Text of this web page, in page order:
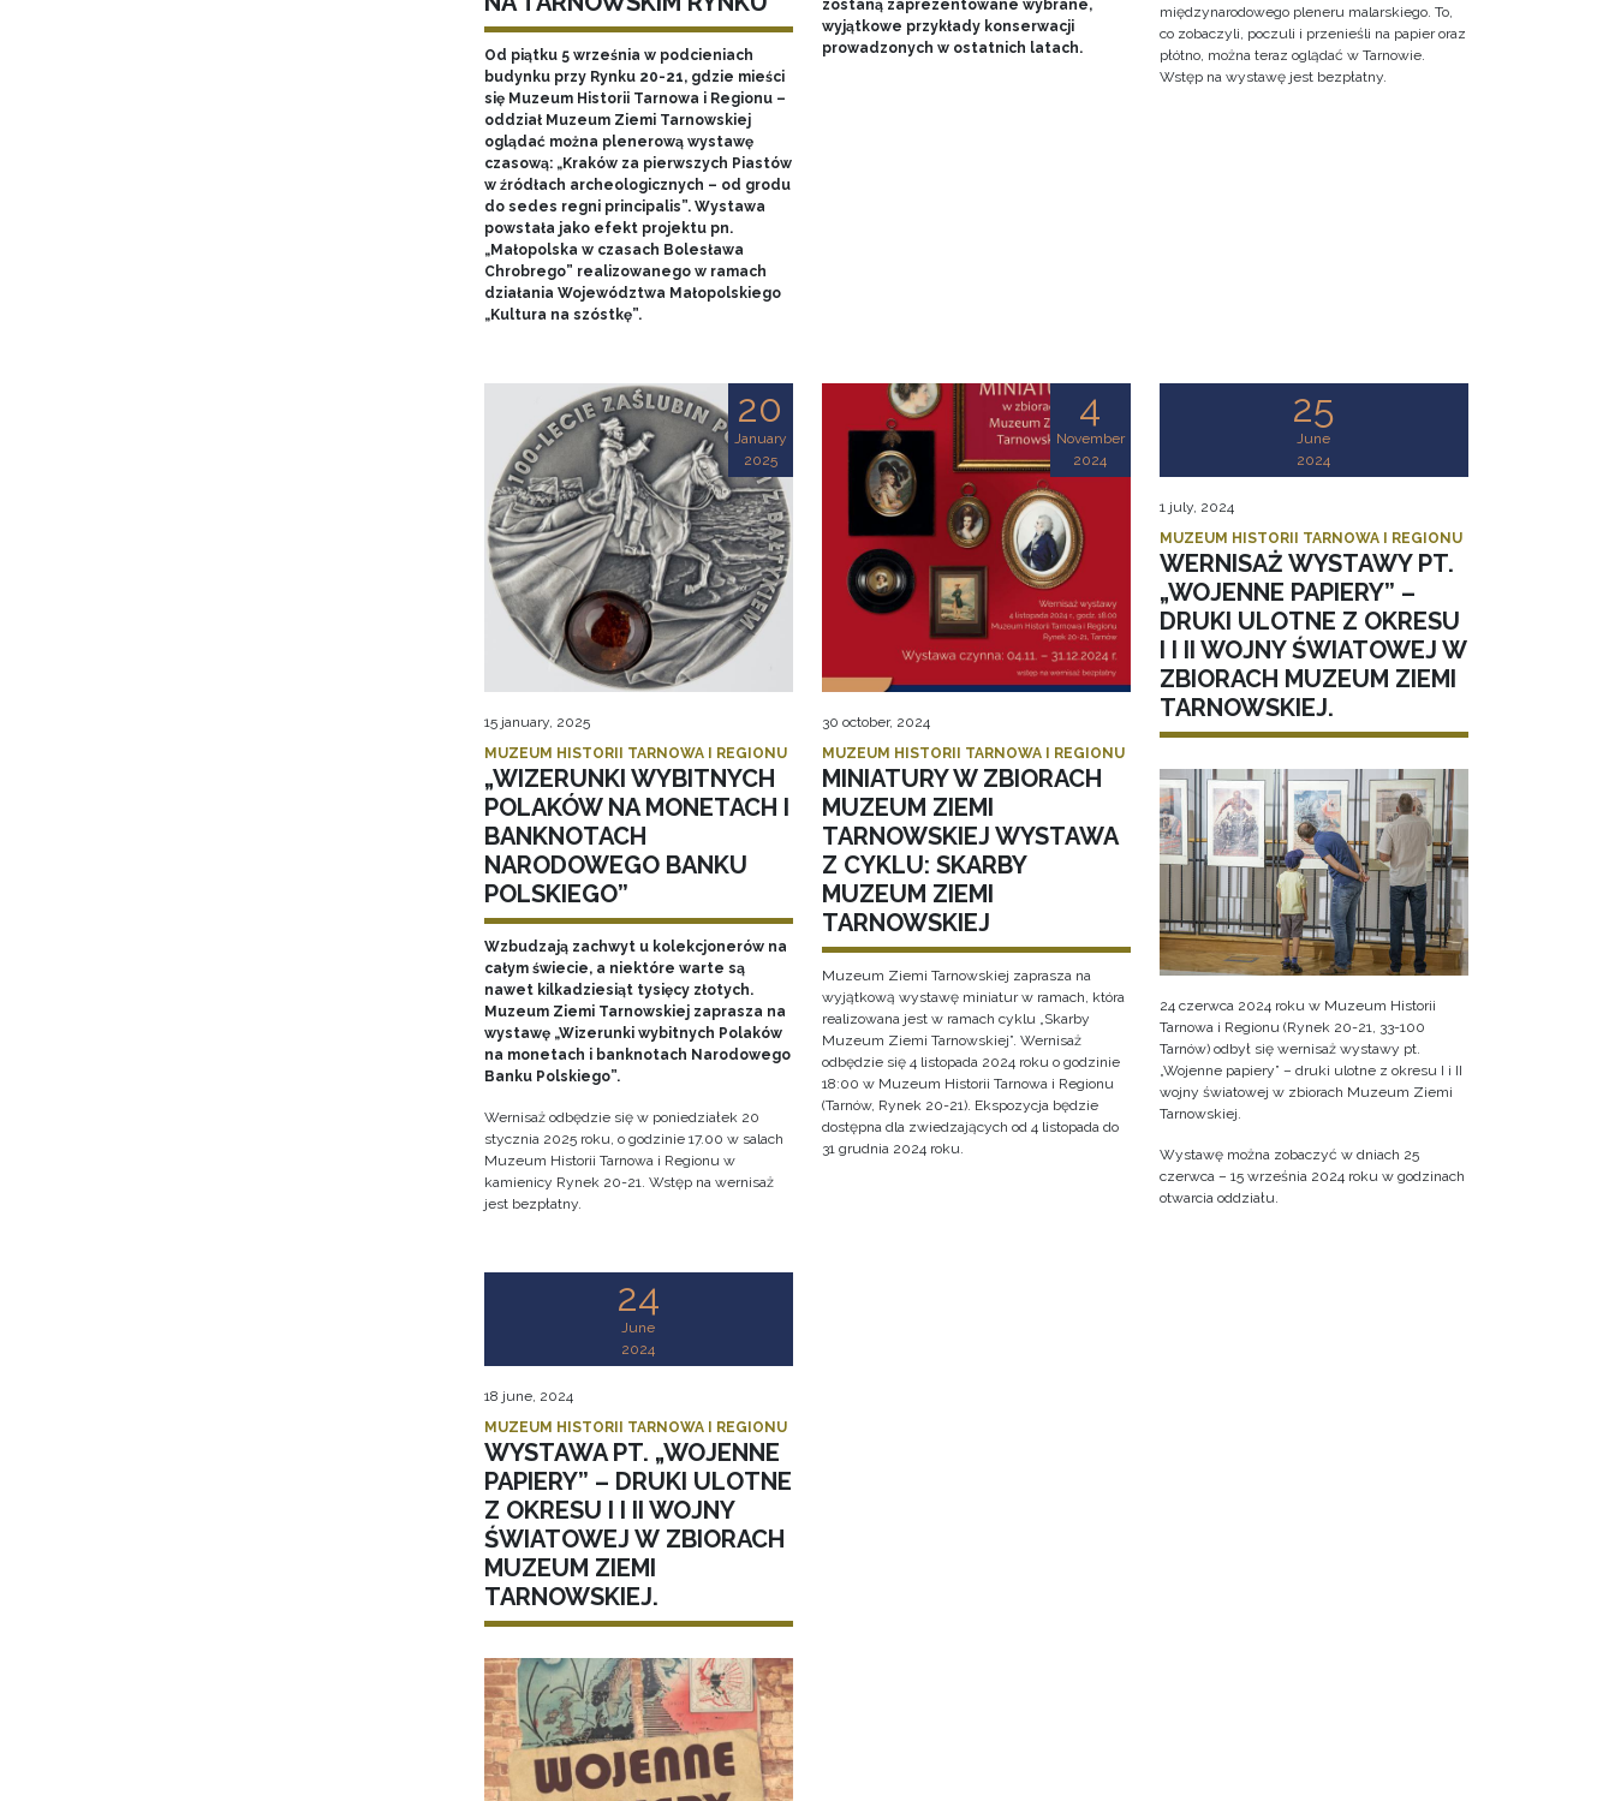
Od piątku 5 września w podcieniach
budynku przy Rynku 20-21, gdzie mieści
się Muzeum Historii Tarnowa i Regionu –
oddział Muzeum Ziemi Tarnowskiej
oglądać można plenerową wystawę
czasową: „Kraków za pierwszych Piastów
w źródłach archeologicznych – od grodu
do sedes regni principalis”. Wystawa
powstała jako efekt projektu pn.
„Małopolska w czasach Bolesława
Chrobrego” realizowanego w ramach
działania Województwa Małopolskiego
„Kultura na szóstkę”.
zostaną zaprezentowane wybrane,
wyjątkowe przykłady konserwacji
prowadzonych w ostatnich latach.
międzynarodowego pleneru malarskiego. To,
co zobaczyli, poczuli i przenieśli na papier oraz
płótno, można teraz oglądać w Tarnowie.
Wstęp na wystawę jest bezpłatny.
20
January
2025
15 january, 2025
MUZEUM HISTORII TARNOWA I REGIONU
„WIZERUNKI WYBITNYCH
POLAKÓW NA MONETACH I
BANKNOTACH
NARODOWEGO BANKU
POLSKIEGO”
Wzbudzają zachwyt u kolekcjonerów na
całym świecie, a niektóre warte są
nawet kilkadziesiąt tysięcy złotych.
Muzeum Ziemi Tarnowskiej zaprasza na
wystawę „Wizerunki wybitnych Polaków
na monetach i banknotach Narodowego
Banku Polskiego”.
Wernisaż odbędzie się w poniedziałek 20
stycznia 2025 roku, o godzinie 17.00 w salach
Muzeum Historii Tarnowa i Regionu w
kamienicy Rynek 20-21. Wstęp na wernisaż
jest bezpłatny.
4
November
2024
30 october, 2024
MUZEUM HISTORII TARNOWA I REGIONU
MINIATURY W ZBIORACH
MUZEUM ZIEMI
TARNOWSKIEJ WYSTAWA
Z CYKLU: SKARBY
MUZEUM ZIEMI
TARNOWSKIEJ
Muzeum Ziemi Tarnowskiej zaprasza na
wyjątkową wystawę miniatur w ramach, która
realizowana jest w ramach cyklu „Skarby
Muzeum Ziemi Tarnowskiej”. Wernisaż
odbędzie się 4 listopada 2024 roku o godzinie
18:00 w Muzeum Historii Tarnowa i Regionu
(Tarnów, Rynek 20-21). Ekspozycja będzie
dostępna dla zwiedzających od 4 listopada do
31 grudnia 2024 roku.
25
June
2024
1 july, 2024
MUZEUM HISTORII TARNOWA I REGIONU
WERNISAŻ WYSTAWY PT.
„WOJENNE PAPIERY” –
DRUKI ULOTNE Z OKRESU
I I II WOJNY ŚWIATOWEJ W
ZBIORACH MUZEUM ZIEMI
TARNOWSKIEJ.
24 czerwca 2024 roku w Muzeum Historii
Tarnowa i Regionu (Rynek 20-21, 33-100
Tarnów) odbył się wernisaż wystawy pt.
„Wojenne papiery” – druki ulotne z okresu I i II
wojny światowej w zbiorach Muzeum Ziemi
Tarnowskiej.
Wystawę można zobaczyć w dniach 25
czerwca – 15 września 2024 roku w godzinach
otwarcia oddziału.
24
June
2024
18 june, 2024
MUZEUM HISTORII TARNOWA I REGIONU
WYSTAWA PT. „WOJENNE
PAPIERY” – DRUKI ULOTNE
Z OKRESU I I II WOJNY
ŚWIATOWEJ W ZBIORACH
MUZEUM ZIEMI
TARNOWSKIEJ.